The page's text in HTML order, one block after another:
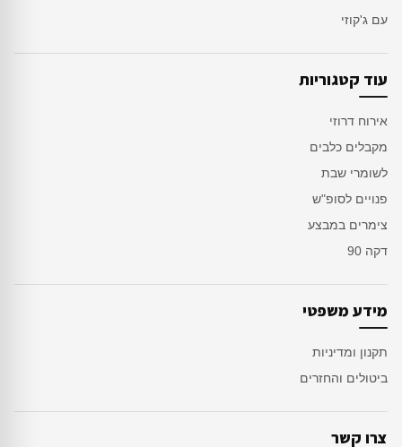
עם ג'קוזי
עוד קטגוריות
אירוח דרוזי
מקבלים כלבים
לשומרי שבת
פנויים לסופ"ש
צימרים במבצע
דקה 90
מידע משפטי
תקנון ומדיניות
ביטולים והחזרים
צרו קשר